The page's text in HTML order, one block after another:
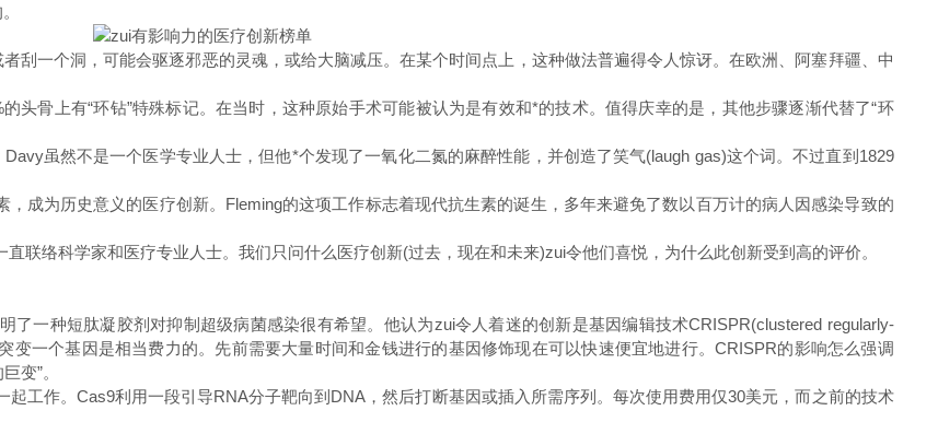
一个洞，可能会驱逐邪恶的灵魂，或给大脑减压。在某个时间点上，这种做法普遍得令人惊讶。在欧洲、阿塞拜疆、中
骨上有“环钻”特殊标记。在当时，这种原始手术可能被认为是有效和*的技术。值得庆幸的是，其他步骤逐渐代替了“环
虽然不是一个医学专业人士，但他*个发现了一氧化二氮的麻醉性能，并创造了笑气(laugh gas)这个词。不过直到1829
为历史意义的医疗创新。Fleming的这项工作标志着现代抗生素的诞生，多年来避免了数以百万计的病人因感染导致的
络科学家和医疗专业人士。我们只问什么医疗创新(过去，现在和未来)zui令他们喜悦，为什么此创新受到高的评价。
一种短肽凝胶剂对抑制超级病菌感染很有希望。他认为zui令人着迷的创新是基因编辑技术CRISPR(clustered regularly-
变一个基因是相当费力的。先前需要大量时间和金钱进行的基因修饰现在可以快速便宜地进行。CRISPR的影响怎么强调
变”。
作。Cas9利用一段引导RNA分子靶向到DNA，然后打断基因或插入所需序列。每次使用费用仅30美元，而之前的技术